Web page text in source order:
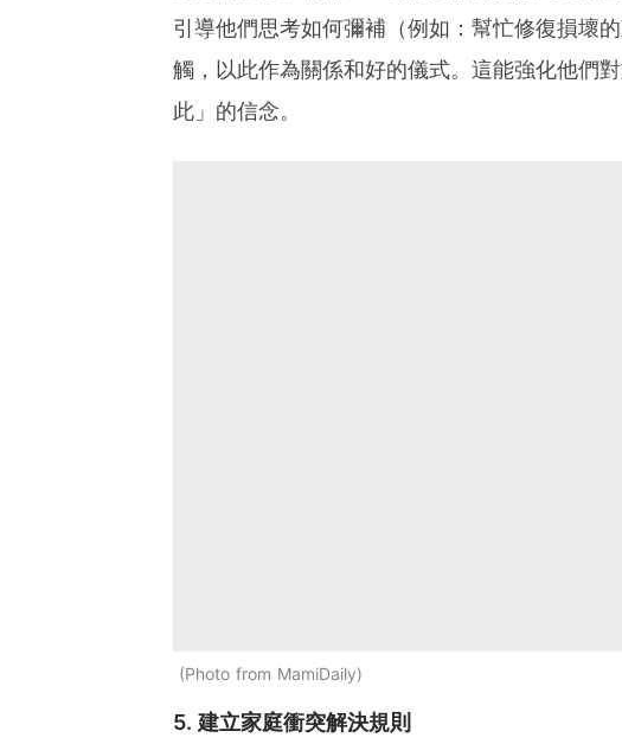
引導他們思考如何彌補（例如：幫忙修復損壞
觸，以此作為關係和好的儀式。這能強化他們
此」的信念。
Photo from MamiDaily
5. 建立家庭衝突解決規則